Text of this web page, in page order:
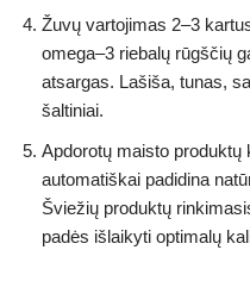
Žuvų vartojimas 2–3
omega–3 riebalų rūgščių
atsargas. Lašiša, tunas,
šaltiniai.
Apdorotų maisto
automatiškai padidina
Šviežių produktų
padės išlaikyti optimalų